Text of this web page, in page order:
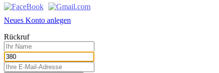
Neues Konto anlegen
Rückruf